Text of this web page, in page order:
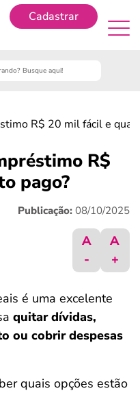
Cadastrar
R$ 20 mil fácil e
R$
pago?
Publicação: 08/10/2025
A
-
A
+
é uma excelente
quitar dívidas,
ou cobrir despesas
quais opções estão